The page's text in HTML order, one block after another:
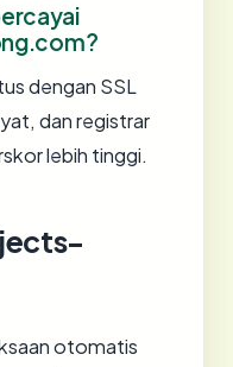
dengan SSL
dan registrar
lebih tinggi.
otomatis